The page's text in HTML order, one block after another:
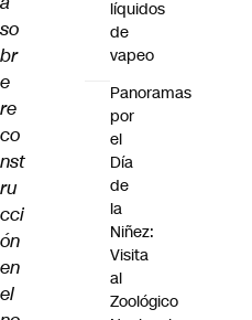
so
br
e
re
co
nst
ru
cci
ón
en
el
líquidos
de
vapeo
Panoramas
por
el
Día
de
la
Niñez:
Visita
al
Zoológico